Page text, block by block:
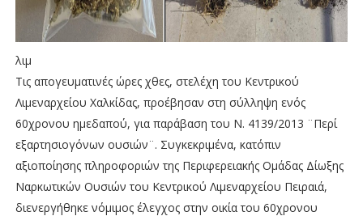
λιμ
Τις απογευματινές ώρες χθες, στελέχη του Κεντρικού
Λιμεναρχείου Χαλκίδας, προέβησαν στη σύλληψη ενός
60χρονου ημεδαπού, για παράβαση του Ν. 4139/2013 ¨Περί
εξαρτησιογόνων ουσιών¨. Συγκεκριμένα, κατόπιν
αξιοποίησης πληροφοριών της Περιφερειακής Ομάδας Δίωξης
Ναρκωτικών Ουσιών του Κεντρικού Λιμεναρχείου Πειραιά,
διενεργήθηκε νόμιμος έλεγχος στην οικία του 60χρονου